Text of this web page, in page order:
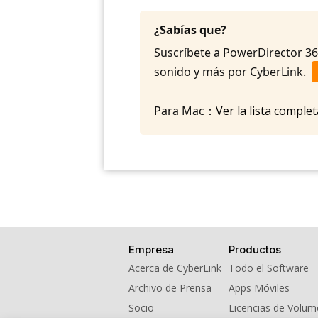
¿Sabías que?
Suscríbete a PowerDirector
sonido y más por CyberLink.
Para Mac： Ver la lista
Empresa
Acerca de CyberLink
Archivo de Prensa
Socio
Productos
Todo el Software
Apps Móviles
Licencias de